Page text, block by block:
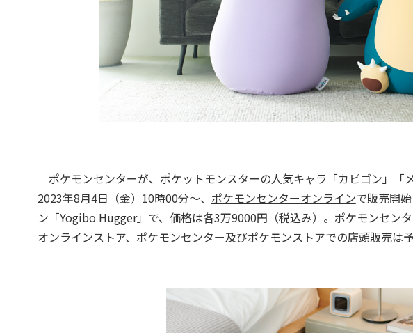
ポケモンセンターが、ポケットモンスターの人気キャラ「カビゴン」「
2023年8月4日（金）10時00分〜、 ポケモンセンターオンラインで販売開
ン「Yogibo Hugger」で、価格は各3万9000円（税込み）。ポケモンセン
オンラインストア、ポケモンセンター及びポケモンストアでの店頭販売は